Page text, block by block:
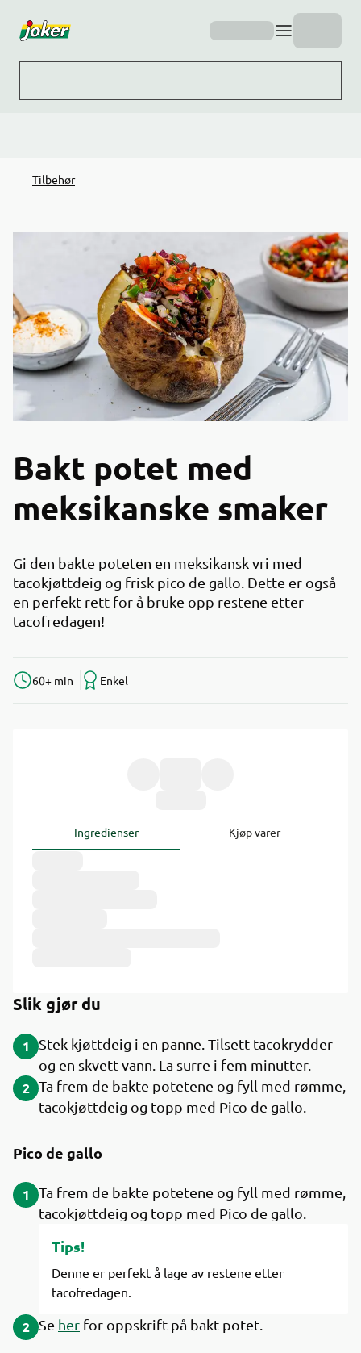
Tilbehør
Bakt potet med
meksikanske smaker
Gi den bakte poteten en meksikansk vri med
tacokjøttdeig og frisk pico de gallo. Dette er også
en perfekt rett for å bruke opp restene etter
tacofredagen!
60+ min Enkel
Ingredienser Kjøp varer
Slik gjør du
1
Stek kjøttdeig i en panne. Tilsett tacokrydder
og en skvett vann. La surre i fem minutter.
2 Ta frem de bakte potetene og fyll med rømme,
tacokjøttdeig og topp med Pico de gallo.
Pico de gallo
1
Ta frem de bakte potetene og fyll med rømme,
tacokjøttdeig og topp med Pico de gallo.
Tips!
Denne er perfekt å lage av restene etter
tacofredagen.
2 Se her for oppskrift på bakt potet.